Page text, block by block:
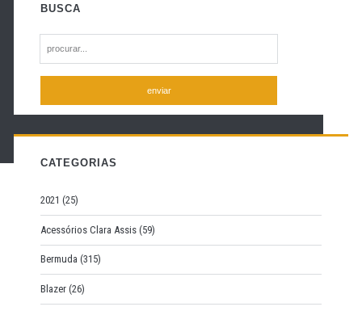
BUSCA
e
h
f
r
:
CATEGORIAS
2021 (25)
Acessórios Clara Assis (59)
Bermuda (315)
Blazer (26)